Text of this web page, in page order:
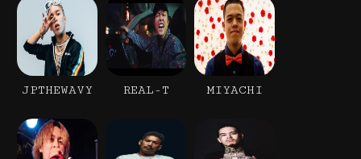
JPTHEWAVY REAL-T MIYACHI